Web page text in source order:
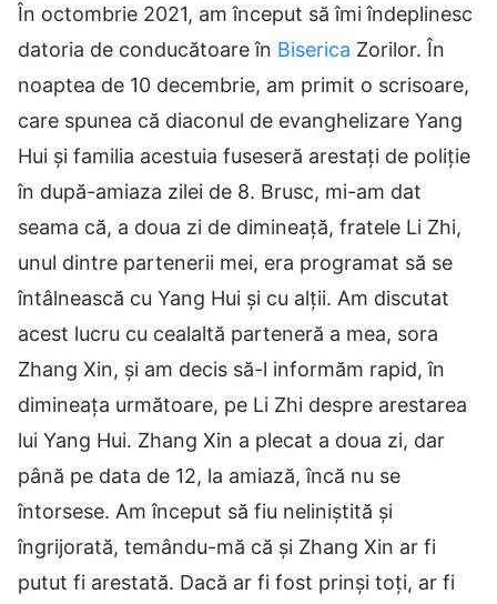
În octombrie 2021, am început să îmi îndeplinesc
datoria de conducătoare în Biserica Zorilor. În
noaptea de 10 decembrie, am primit o scrisoare,
care spunea că diaconul de evanghelizare Yang
Hui și familia acestuia fuseseră arestați de poliție
în după-amiaza zilei de 8. Brusc, mi-am dat
seama că, a doua zi de dimineață, fratele Li Zhi,
unul dintre partenerii mei, era programat să se
întâlnească cu Yang Hui și cu alții. Am discutat
acest lucru cu cealaltă parteneră a mea, sora
Zhang Xin, și am decis să-l informăm rapid, în
dimineața următoare, pe Li Zhi despre arestarea
lui Yang Hui. Zhang Xin a plecat a doua zi, dar
până pe data de 12, la amiază, încă nu se
întorsese. Am început să fiu neliniștită și
îngrijorată, temându-mă că și Zhang Xin ar fi
putut fi arestată. Dacă ar fi fost prinși toți, ar fi